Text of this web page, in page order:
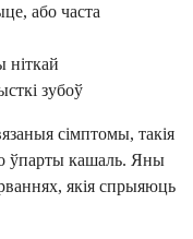
або часта
ніткай
зубоў
сімптомы, такія
ўпарты кашаль. Яны
якія спрыяюць